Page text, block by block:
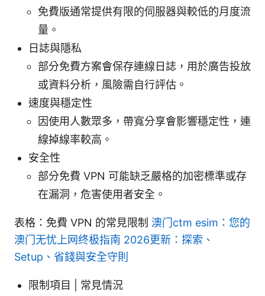
免費版通常提供有限的伺服器與較低的月度流
量。
日誌與隱私
部分免費方案會保存連線日誌，用於廣告投放
或資料分析，風險需自行評估。
速度與穩定性
因使用人數眾多，帶寬分享會影響穩定性，連
線掉線率較高。
安全性
部分免費 VPN 可能缺乏嚴格的加密標準或存
在漏洞，危害使用者安全。
表格：免費 VPN 的常見限制 澳门ctm esim：您的
澳门无忧上网终极指南 2026更新：探索、
Setup、省錢與安全守則
限制項目 | 常見情況